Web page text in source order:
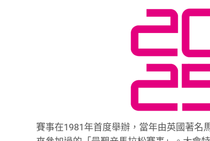
賽事在1981年首度舉辦，當年由英國著名